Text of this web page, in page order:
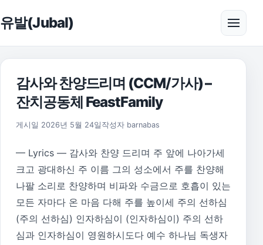
유발(Jubal) 메뉴
감사와 찬양드리며 (CCM/가사) –
잔치공동체 FeastFamily
게시일 2026년 5월 24일 작성자 barnabas
— Lyrics — 감사와 찬양 드리며 주 앞에 나아가세
크고 광대하신 주 이름 그의 성소에서 주를 찬양해
나팔 소리로 찬양하며 비파와 수금으로 호흡이 있는
모든 자마다 온 마음 다해 주를 높이세 주의 선하심
(주의 선하심) 인자하심이 (인자하심이) 주의 선하
심과 인자하심이 영원하시도다 예수 하나님 독생자